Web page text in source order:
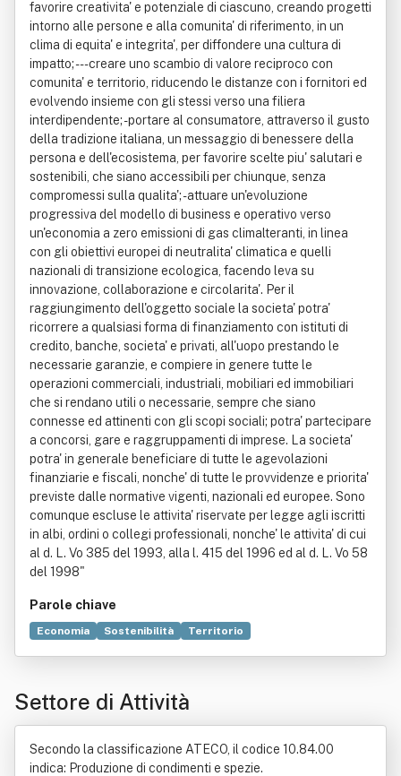
favorire creativita' e potenziale di ciascuno, creando progetti
intorno alle persone e alla comunita' di riferimento, in un
clima di equita' e integrita', per diffondere una cultura di
impatto; --- creare uno scambio di valore reciproco con
comunita' e territorio, riducendo le distanze con i fornitori ed
evolvendo insieme con gli stessi verso una filiera
interdipendente; - portare al consumatore, attraverso il gusto
della tradizione italiana, un messaggio di benessere della
persona e dell'ecosistema, per favorire scelte piu' salutari e
sostenibili, che siano accessibili per chiunque, senza
compromessi sulla qualita'; - attuare un'evoluzione
progressiva del modello di business e operativo verso
un'economia a zero emissioni di gas climalteranti, in linea
con gli obiettivi europei di neutralita' climatica e quelli
nazionali di transizione ecologica, facendo leva su
innovazione, collaborazione e circolarita'. Per il
raggiungimento dell'oggetto sociale la societa' potra'
ricorrere a qualsiasi forma di finanziamento con istituti di
credito, banche, societa' e privati, all'uopo prestando le
necessarie garanzie, e compiere in genere tutte le
operazioni commerciali, industriali, mobiliari ed immobiliari
che si rendano utili o necessarie, sempre che siano
connesse ed attinenti con gli scopi sociali; potra' partecipare
a concorsi, gare e raggruppamenti di imprese. La societa'
potra' in generale beneficiare di tutte le agevolazioni
finanziarie e fiscali, nonche' di tutte le provvidenze e priorita'
previste dalle normative vigenti, nazionali ed europee. Sono
comunque escluse le attivita' riservate per legge agli iscritti
in albi, ordini o collegi professionali, nonche' le attivita' di cui
al d. L. Vo 385 del 1993, alla l. 415 del 1996 ed al d. L. Vo 58
del 1998"
Parole chiave
Economia Sostenibilità
Territorio
Frutta
Industria Salsa (gastronomia)
Settore di Attività
Secondo la classificazione ATECO, il codice 10.84.00
indica: Produzione di condimenti e spezie.